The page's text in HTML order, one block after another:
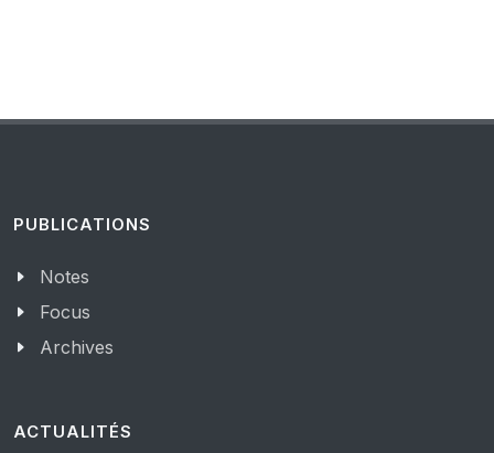
PUBLICATIONS
Notes
Focus
Archives
ACTUALITÉS